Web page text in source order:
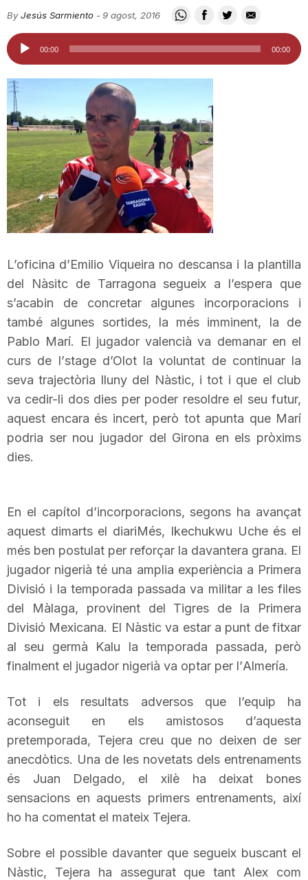
i
a
t
d
T
a
r
o
n
By Jesús Sarmiento -9 agost, 2016
Reproductor
d'àudio
00:00 00:00
L’oficina d’Emilio Viqueira no descansa i la plantilla
del
Nàsitcde Tarragona segueix a l’espera que
s’acabin de concretar algunes incorporacions i
també algunes sortides, la més imminent, la de
Pablo Marí. El jugador valencià va demanar en el
curs de l’staged’Olot la voluntat de continuar la
seva trajectòria lluny del Nàstic, i tot i que el club
va cedir-li dos dies per poder resoldre el seu futur,
aquest encara és incert, però tot apunta que Marí
podria ser nou jugador del Girona en els pròxims
dies.
En el capítol d’incorporacions, segons ha avançat
aquest dimarts el diariMés, Ikechukwu Ucheés el
més ben postulat per reforçar la davantera grana. El
jugador nigerià té una amplia experiència a Primera
Divisió i la temporada passada va militar a les files
del Màlaga, provinent del Tigres de la Primera
Divisió Mexicana. El Nàstic va estar a punt de fitxar
al seu germà Kalu la temporada passada, però
finalment el jugador nigerià va optar per l’Almería.
Tot i els resultats adversos que l’equip ha
aconseguit en els amistosos d’aquesta
pretemporada, Tejera creu que no deixen de ser
anecdòtics. Una de les novetats dels entrenaments
és Juan Delgado, el xilè ha deixat bones
sensacions en aquests primers entrenaments, així
ho ha comentat el mateix Tejera.
Sobre el possible davanter que segueix buscant el
Nàstic, Tejera ha assegurat que tant Alex com